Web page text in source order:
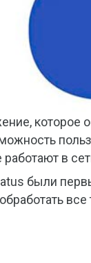
в
были